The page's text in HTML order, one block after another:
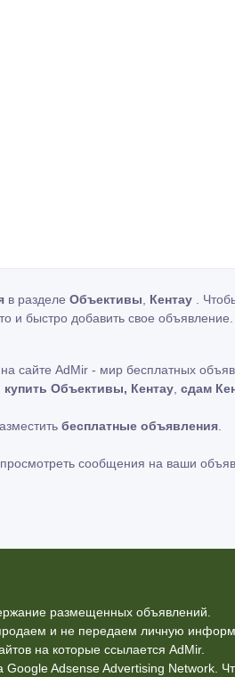
в разделе Объективы, Кентау .
и быстро добавить свое
на сайте AdMir - мир бесплатных
купить Объективы, Кентау, сдам
бесплатные объявления.
сообщения на ваши
размещенных объявлений.
и не передаем личную
на которые ссылается AdMir.
Adsense Advertising Network.